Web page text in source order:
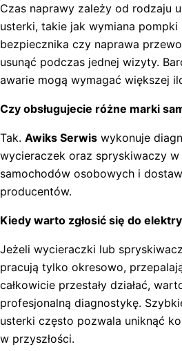
Czas naprawy zależy od rodzaju
usterki, takie jak wymiana pompki
bezpiecznika czy naprawa
usunąć podczas jednej wizyty.
awarie mogą wymagać większej
Czy obsługujecie różne marki
Tak. Awiks Serwis wykonuje
wycieraczek oraz spryskiwaczy
samochodów osobowych i
producentów.
Kiedy warto zgłosić się do
Jeżeli wycieraczki lub
pracują tylko okresowo,
całkowicie przestały działać,
profesjonalną diagnostykę.
usterki często pozwala uniknąć
w przyszłości.